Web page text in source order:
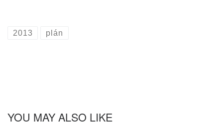
2013 plán
YOU MAY ALSO LIKE